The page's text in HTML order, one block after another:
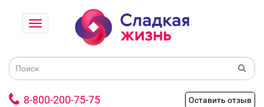
8-800-200-75-75
Оставить отзыв